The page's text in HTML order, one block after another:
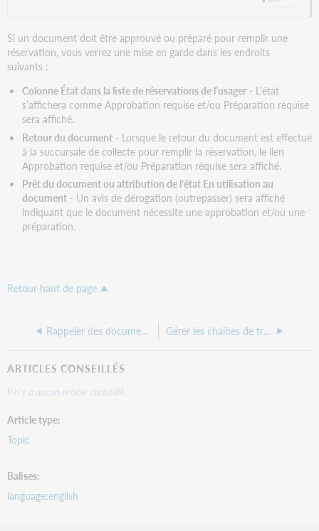
Si un document doit être approuvé ou préparé pour remplir une
réservation, vous verrez une mise en garde dans les endroits
suivants :
Colonne État dans la liste de réservations de l’usager- L'état
s’affichera comme Approbation requise et/ou Préparation requise
sera affiché.
Retour du document- Lorsque le retour du document est effectué
à la succursale de collecte pour remplir la réservation, le lien
Approbation requise et/ou Préparation requise sera affiché.
Prêt du document ou attribution de l'état En utilisation au
document- Un avis de dérogation (outrepasser) sera affiché
indiquant que le document nécessite une approbation et/ou une
préparation.
Retour haut de page
Rappeler des documents Gérer les chaînes de travail de PEB manuel
ARTICLES CONSEILLÉS
Il n'y a aucun article conseillé.
Article type
Topic
Balises
language:english